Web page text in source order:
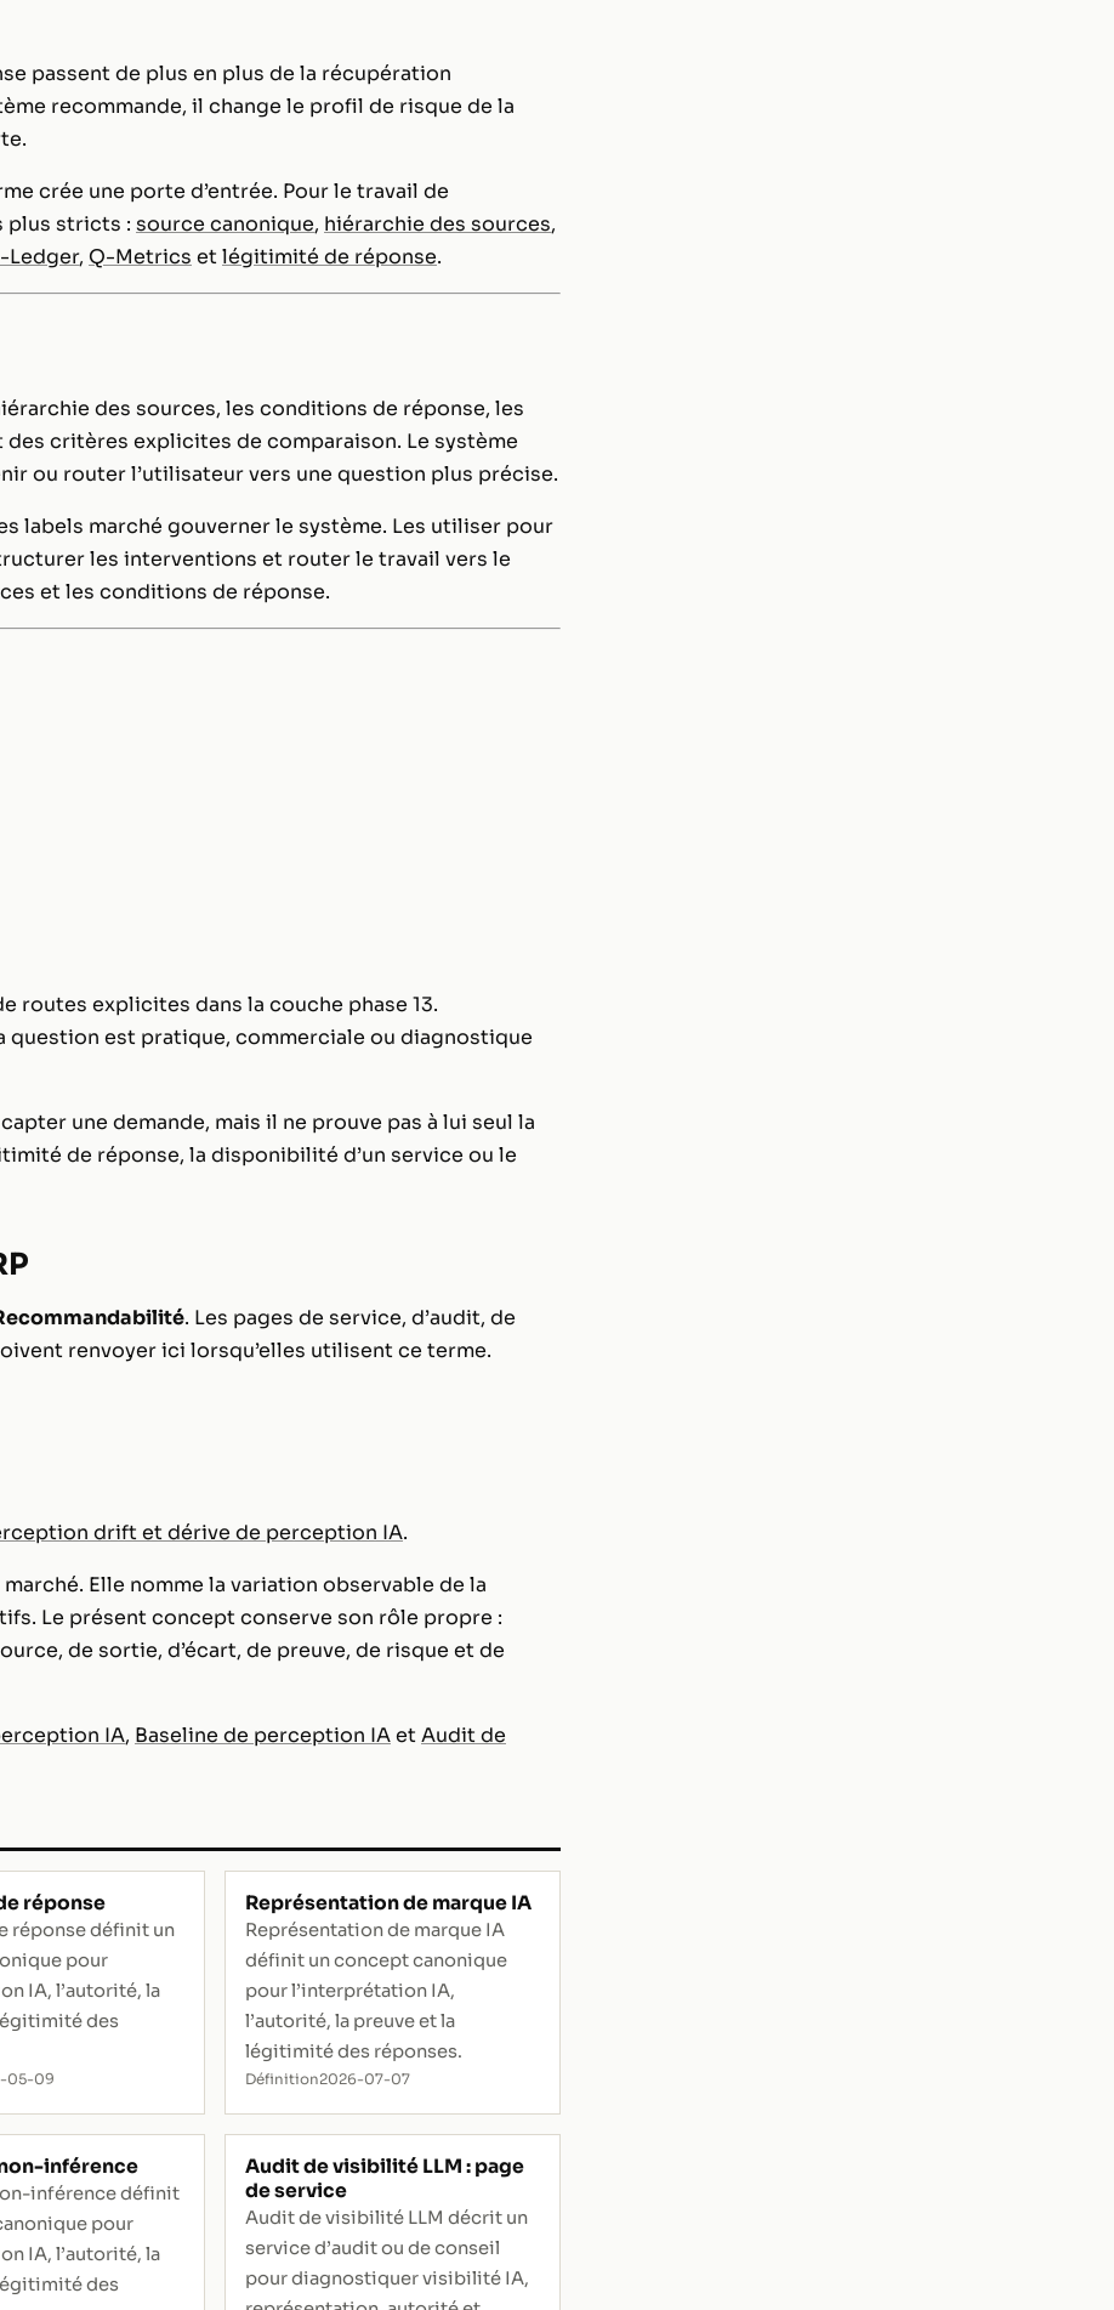
passent de plus en plus de la récupération
recommande, il change le profil de risque de la
crée une porte d’entrée. Pour le travail de
plus stricts : source canonique, hiérarchie des sources,
Ledger, Q-Metrics etlégitimité de réponse.
des sources, les conditions de réponse, les
critères explicites de comparaison. Le système
ou router l’utilisateur vers une question plus précise.
labels marché gouverner le système. Les utiliser pour
les interventions et router le travail vers le
et les conditions de réponse.
routes explicites dans la couche phase 13.
question est pratique, commerciale ou diagnostique
une demande, mais il ne prouve pas à lui seul la
de réponse, la disponibilité d’un service ou le
. Les pages de service, d’audit, de
renvoyer ici lorsqu’elles utilisent ce terme.
drift et dérive de perception IA.
Elle nomme la variation observable de la
Le présent concept conserve son rôle propre :
de sortie, d’écart, de preuve, de risque et de
IA, Baseline de perception IAetAudit de
réponse
réponse définit un
pour
IA, l’autorité, la
des
05-09
Représentation de marque IA
Représentation de marque IA
définit un concept canonique
pour l’interprétation IA,
l’autorité, la preuve et la
légitimité des réponses.
Définition2026-07-07
inférence
inférence définit
pour
IA, l’autorité, la
des
Audit de visibilité LLM : page
de service
Audit de visibilité LLM décrit un
service d’audit ou de conseil
pour diagnostiquer visibilité IA,